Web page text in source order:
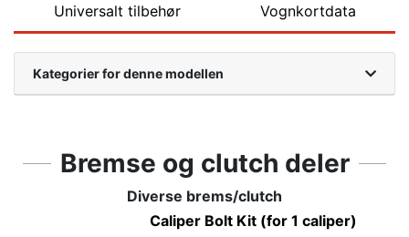
Universalt tilbehør Vognkortdata
Kategorier for denne modellen
Bremse og clutch deler
Diverse brems/clutch
Caliper Bolt Kit (for 1 caliper)